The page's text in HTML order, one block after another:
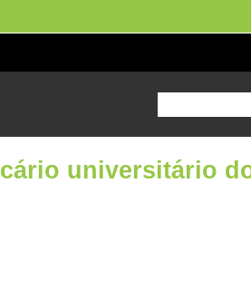
universitário